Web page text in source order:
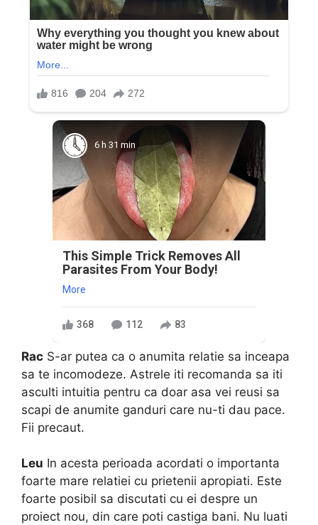
6 h 31 min
This Simple Trick Removes All
Parasites From Your Body!
More
368 112 83
Rac S-ar putea ca o anumita relatie sa inceapa
sa te incomodeze. Astrele iti recomanda sa iti
asculti intuitia pentru ca doar asa vei reusi sa
scapi de anumite ganduri care nu-ti dau pace.
Fii precaut.
Leu In acesta perioada acordati o importanta
foarte mare relatiei cu prietenii apropiati. Este
foarte posibil sa discutati cu ei despre un
proiect nou, din care poti castiga bani. Nu luati